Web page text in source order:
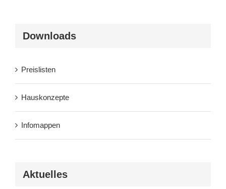
Downloads
Preislisten
Hauskonzepte
Infomappen
Aktuelles